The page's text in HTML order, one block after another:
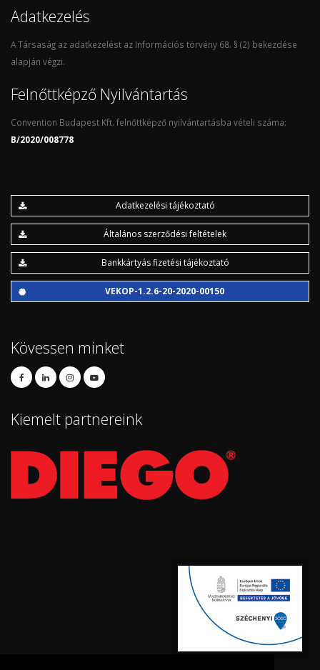
Adatkezelés
A Társaság az adatkezelést az Információs törvény 68. § (2) bekezdése
alapján végzi.
Felnőttképző Nyilvántartás
Convention Budapest Kft. felnőttképző nyilvántartásba vételi száma:
B/2020/008778
Adatkezelési tájékoztató
Általános szerződési feltételek
Bankkártyás fizetési tájékoztató
VEKOP-1.2.6-20-2020-00150
Kövessen minket
Kiemelt partnereink